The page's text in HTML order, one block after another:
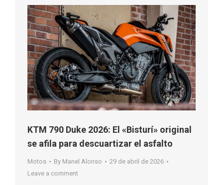
KTM 790 Duke 2026: El «Bisturí» original
se afila para descuartizar el asfalto
Motos By Manel Alonso
29 de abril de 2026
Leave a comment